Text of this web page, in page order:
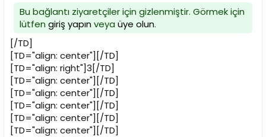
Bu bağlantı ziyaretçiler için gizlenmiştir. Görmek için
lütfen giriş yapınveya üye olun.
[/TD]
[TD="align: center"][/TD]
[TD="align: right"]3[/TD]
[TD="align: center"][/TD]
[TD="align: center"][/TD]
[TD="align: center"][/TD]
[TD="align: center"][/TD]
[TD="align: center"][/TD]